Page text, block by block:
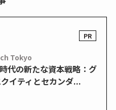
Tokyo
代の新たな資本戦略：グ
イティとセカンダ...